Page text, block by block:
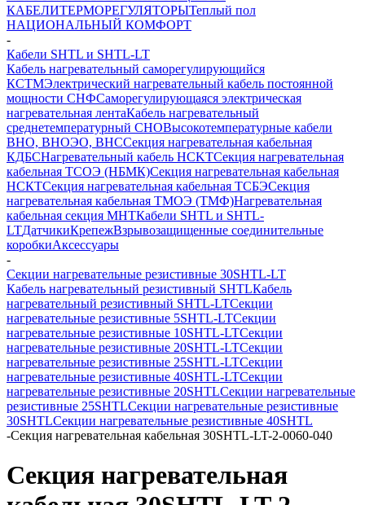
КАБЕЛИТЕРМОРЕГУЛЯТОРЫТеплый пол
НАЦИОНАЛЬНЫЙ КОМФОРТ
-
Кабели SHTL и SHTL-LT
Кабель нагревательный саморегулирующийся
КСТМЭлектрический нагревательный кабель постоянной
мощности СНФСаморегулирующаяся электрическая
нагревательная лентаКабель нагревательный
среднетемпературный СНОВысокотемпературные кабели
ВНО, ВНОЭО, ВНССекция нагревательная кабельная
КДБСНагревательный кабель НCKТСекция нагревательная
кабельная ТСОЭ (НБМК)Секция нагревательная кабельная
НСКТСекция нагревательная кабельная ТСБЭСекция
нагревательная кабельная ТМОЭ (ТМФ)Нагревательная
кабельная секция МНТКабели SHTL и SHTL-
LTДатчикиКрепежВзрывозащищенные соединительные
коробкиАксессуары
-
Секции нагревательные резистивные 30SHTL-LT
Кабель нагревательный резистивный SHTLКабель
нагревательный резистивный SHTL-LTСекции
нагревательные резистивные 5SHTL-LTСекции
нагревательные резистивные 10SHTL-LTСекции
нагревательные резистивные 20SHTL-LTСекции
нагревательные резистивные 25SHTL-LTСекции
нагревательные резистивные 40SHTL-LTСекции
нагревательные резистивные 20SHTLСекции нагревательные
резистивные 25SHTLСекции нагревательные резистивные
30SHTLСекции нагревательные резистивные 40SHTL
-Секция нагревательная кабельная 30SHTL-LT-2-0060-040
Секция нагревательная